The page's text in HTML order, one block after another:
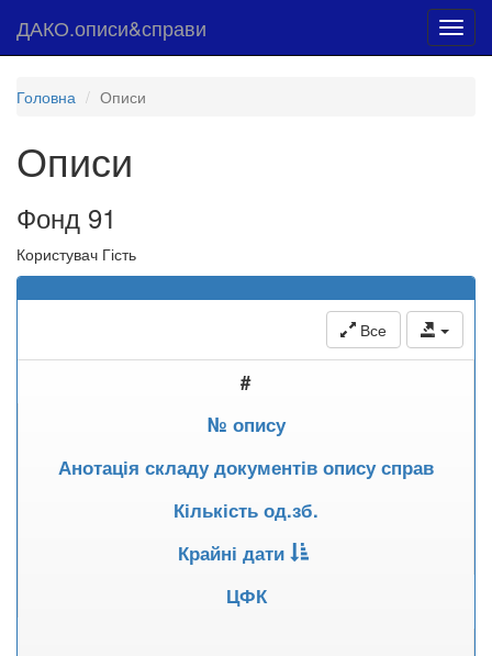
ДАКО.описи&справи
Головна Описи
Описи
Фонд 91
Користувач Гість
Все
#
№ опису
Анотація складу документів опису справ
Кількість од.зб.
Крайні дати
ЦФК